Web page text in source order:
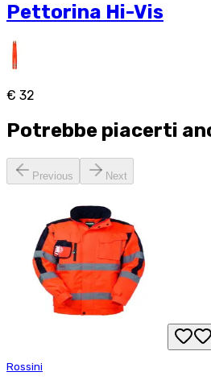
Pettorina Hi-Vis
€ 32
Potrebbe piacerti
Previous Next
Rossini